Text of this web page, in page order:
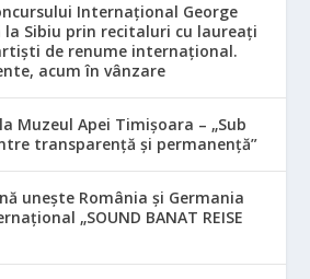
Internațional George
la Sibiu prin recitaluri cu laureați
de renume internațional.
acum în vânzare
Muzeul Apei Timișoara – „Sub
transparență și permanență”
unește România și Germania
„SOUND BANAT REISE